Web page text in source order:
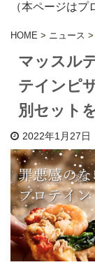
（本ページはプ
HOME > ニュース >
マッスル
テインピ
別セット
2022年1月27日